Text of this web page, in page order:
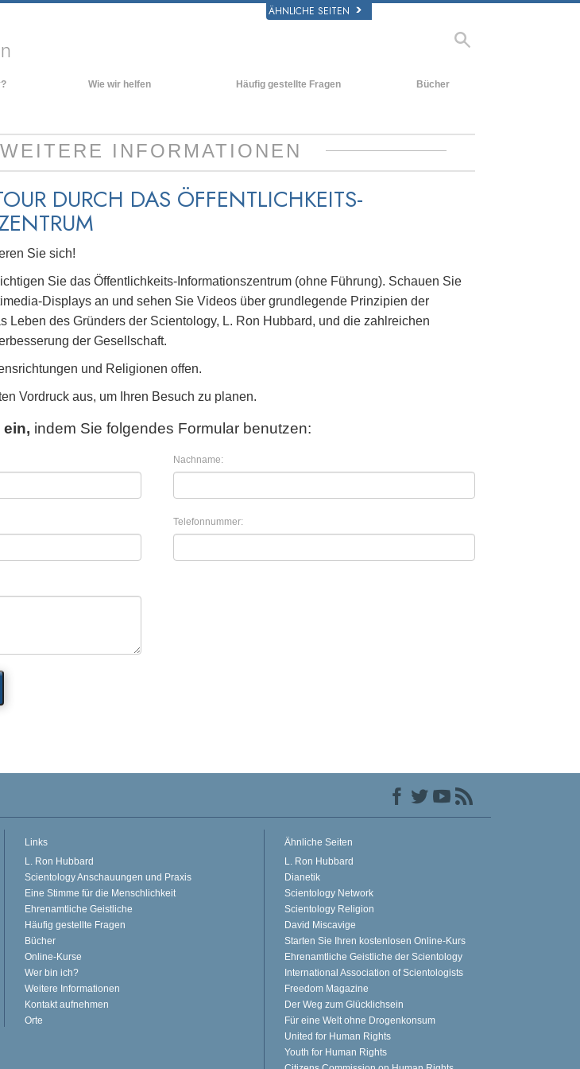
ÄHNLICHE SEITEN
kennen
Wie wir helfen Häufig gestellte Fragen
Innerhalb einer Scientology Kirche
Bücher
Filme
WEITERE INFORMATIONEN
DURCH DAS ÖFFENTLICHKEITS-
Sie sich!
Sie das Öffentlichkeits-Informationszentrum (ohne Führung). Schauen Sie
Displays an und sehen Sie Videos über grundlegende Prinzipien der
Leben des Gründers der Scientology, L. Ron Hubbard, und die zahlreichen
der Gesellschaft.
und Religionen offen.
Vordruck aus, um Ihren Besuch zu planen.
indem Sie folgendes Formular benutzen:
Nachname:
Telefonnummer:
Links
L. Ron Hubbard
Scientology Anschauungen und Praxis
Eine Stimme für die Menschlichkeit
Ehrenamtliche Geistliche
Häufig gestellte Fragen
Bücher
Online-Kurse
Wer bin ich?
Weitere Informationen
Kontakt aufnehmen
Orte
Ähnliche Seiten
L. Ron Hubbard
Dianetik
Scientology Network
Scientology Religion
David Miscavige
Starten Sie Ihren kostenlosen Online-Kurs
Ehrenamtliche Geistliche der Scientology
International Association of Scientologists
Freedom Magazine
Der Weg zum Glücklichsein
Für eine Welt ohne Drogenkonsum
United for Human Rights
Youth for Human Rights